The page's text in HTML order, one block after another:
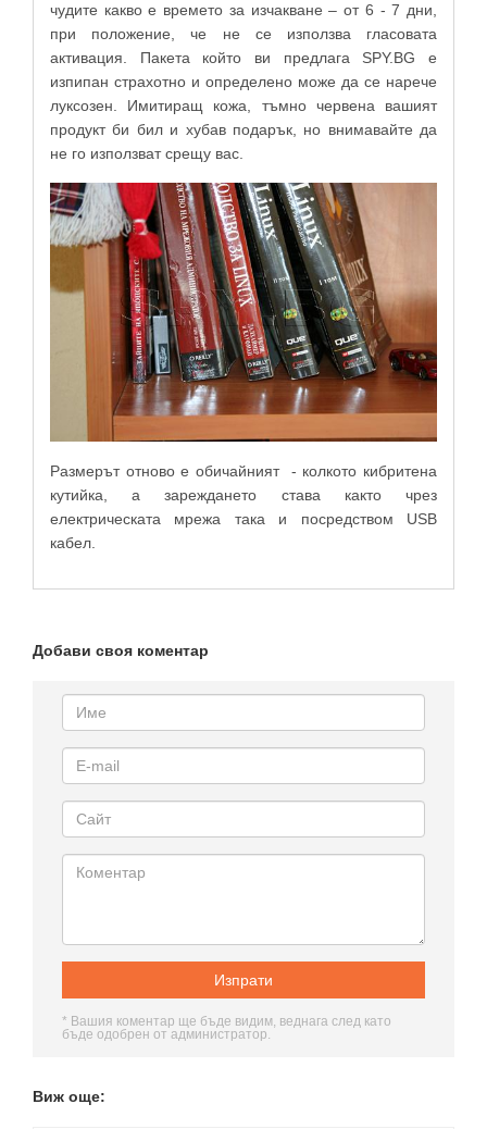
чудите какво е времето за изчакване – от 6 - 7 дни,
при положение, че не се използва гласовата
активация. Пакета който ви предлага SPY.BG е
изпипан страхотно и определено може да се нарече
луксозен. Имитиращ кожа, тъмно червена вашият
продукт би бил и хубав подарък, но внимавайте да
не го използват срещу вас.
Размерът отново е обичайният - колкото кибритена
кутийка, а зареждането става както чрез
електрическата мрежа така и посредством USB
кабел.
Добави своя коментар
* Вашия коментар ще бъде видим, веднага след като
бъде одобрен от администратор.
Виж още: